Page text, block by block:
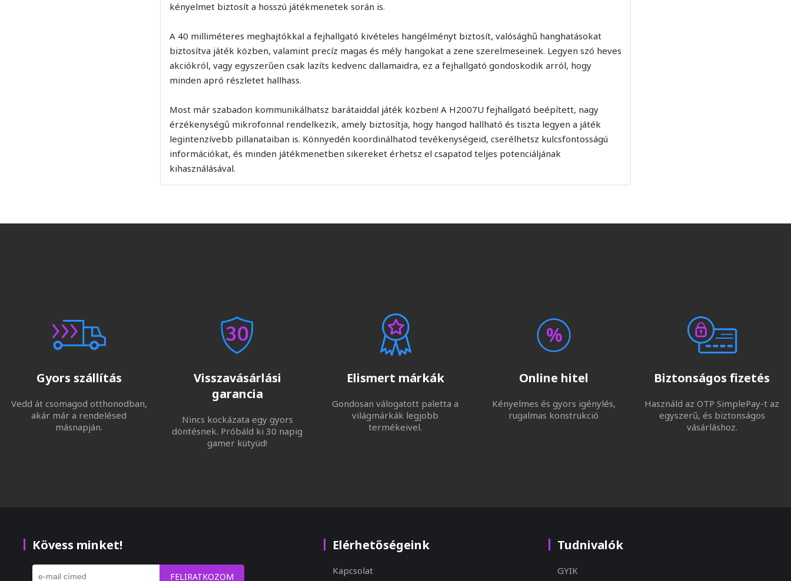
kényelmet biztosít a hosszú játékmenetek során is.
A 40 milliméteres meghajtókkal a fejhallgató kivételes hangélményt biztosít, valósághű hanghatásokat
biztosítva játék közben, valamint precíz magas és mély hangokat a zene szerelmeseinek. Legyen szó heves
akciókról, vagy egyszerűen csak lazíts kedvenc dallamaidra, ez a fejhallgató gondoskodik arról, hogy
minden apró részletet hallhass.
Most már szabadon kommunikálhatsz barátaiddal játék közben! A H2007U fejhallgató beépített, nagy
érzékenységű mikrofonnal rendelkezik, amely biztosítja, hogy hangod hallható és tiszta legyen a játék
legintenzívebb pillanataiban is. Könnyedén koordinálhatod tevékenységeid, cserélhetsz kulcsfontosságú
információkat, és minden játékmenetben sikereket érhetsz el csapatod teljes potenciáljának
kihasználásával.
Gyors szállítás
Vedd át csomagod otthonodban,
akár már a rendelésed
másnapján.
Visszavásárlási
garancia
Nincs kockázata egy gyors
döntésnek. Próbáld ki 30 napig
gamer kütyüd!
Elismert márkák
Gondosan válogatott paletta a
világmárkák legjobb
termékeivel.
Online hitel
Kényelmes és gyors igénylés,
rugalmas konstrukció
Biztonságos fizetés
Használd az OTP SimplePay-t az
egyszerű, és biztonságos
vásárláshoz.
Kövess minket!
FELIRATKOZOM
Elérhetőségeink
Kapcsolat
Tudnivalók
GYIK